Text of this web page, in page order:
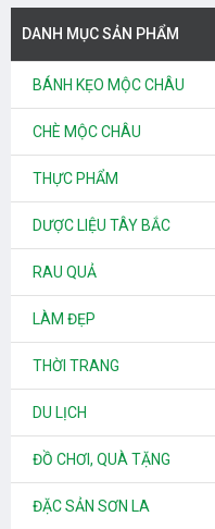
DANH MỤC SẢN PHẨM
BÁNH KẸO MỘC CHÂU
CHÈ MỘC CHÂU
THỰC PHẨM
DƯỢC LIỆU TÂY BẮC
RAU QUẢ
LÀM ĐẸP
THỜI TRANG
DU LỊCH
ĐỒ CHƠI, QUÀ TẶNG
ĐẶC SẢN SƠN LA